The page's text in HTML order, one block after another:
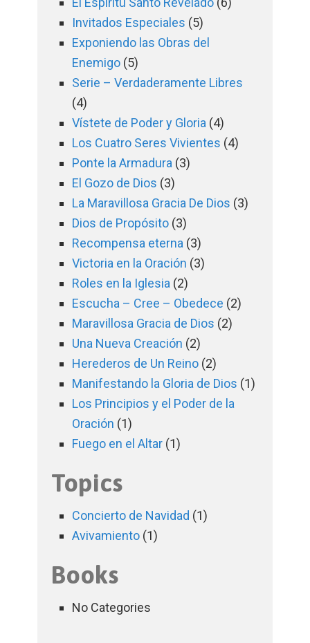
Invitados Especiales (5)
Exponiendo las Obras del
Enemigo (5)
Serie – Verdaderamente Libres
(4)
Vístete de Poder y Gloria (4)
Los Cuatro Seres Vivientes (4)
Ponte la Armadura (3)
El Gozo de Dios (3)
La Maravillosa Gracia De Dios (3)
Dios de Propósito (3)
Recompensa eterna (3)
Victoria en la Oración (3)
Roles en la Iglesia (2)
Escucha – Cree – Obedece (2)
Maravillosa Gracia de Dios (2)
Una Nueva Creación (2)
Herederos de Un Reino (2)
Manifestando la Gloria de Dios (1)
Los Principios y el Poder de la
Oración (1)
Fuego en el Altar (1)
Topics
Concierto de Navidad (1)
Avivamiento (1)
Books
No Categories